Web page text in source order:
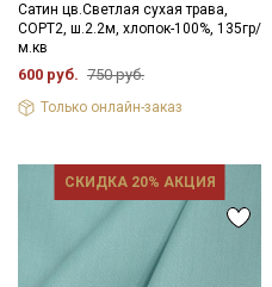
Сатин цв.Светлая сухая трава,
СОРТ2, ш.2.2м, хлопок-100%, 135гр/
м.кв
600 руб. 750 руб.
Только онлайн-заказ
СКИДКА 20% АКЦИЯ